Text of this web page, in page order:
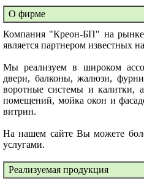
О фирме
Компания "Креон-БП" на рынке
является партнером известных
Мы реализуем в широком
двери, балконы, жалюзи,
воротные системы и калитки,
помещений, мойка окон и
витрин.
На нашем сайте Вы можете
услугами.
Реализуемая продукция